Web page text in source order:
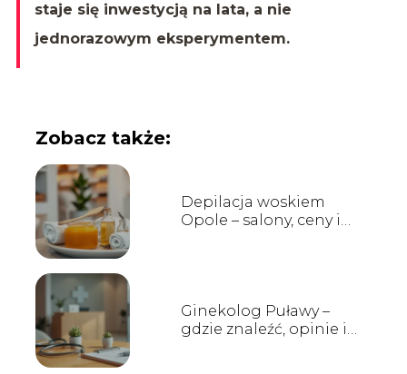
staje się inwestycją na lata, a nie
jednorazowym eksperymentem.
Zobacz także:
Depilacja woskiem
Opole – salony, ceny i
Ginekolog Puławy –
gdzie znaleźć, opinie i